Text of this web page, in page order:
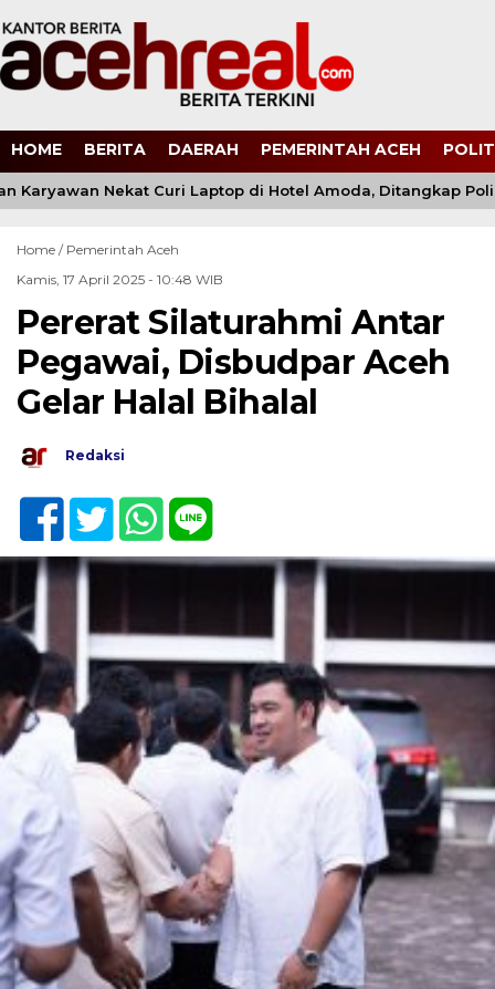
HOME BERITA DAERAH PEMERINTAH ACEH
Nekat Curi Laptop di Hotel Amoda, Ditangkap Polisi
Home / Pemerintah Aceh
Kamis, 17 April 2025 - 10:48 WIB
Pererat Silaturahmi Antar
Pegawai, Disbudpar Aceh
Gelar Halal Bihalal
Redaksi